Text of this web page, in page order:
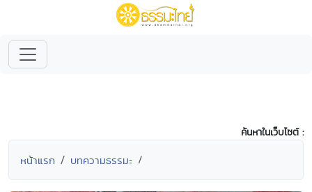
ค้นหาในเว็บไซต์ :
หน้าแรก บทความธรรมะ